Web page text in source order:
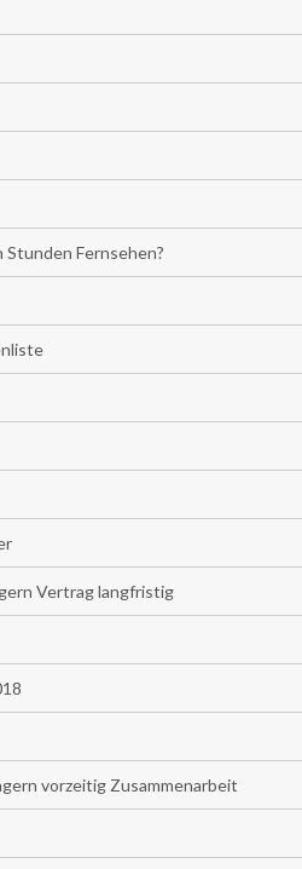
Fernsehen?
Vertrag langfristig
vorzeitig Zusammenarbeit